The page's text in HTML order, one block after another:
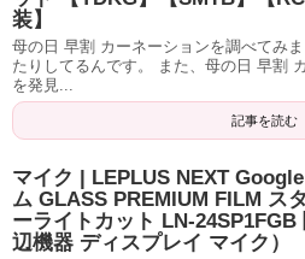
装】
母の日 早割 カーネーションを調べてみ
たりしてるんです。 また、母の日 早割
を発見...
記事を読む
マイク | LEPLUS NEXT
ム GLASS PREMIUM FILM ス
ーライトカット LN-
辺機器 ディスプレイ マイク）